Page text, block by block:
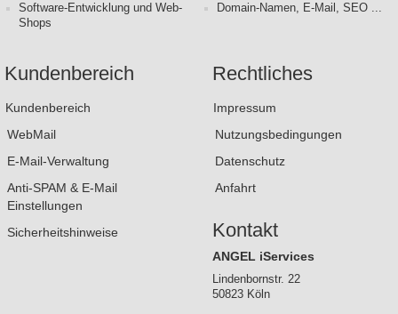
Software-Entwicklung und Web-
Shops
Domain-Namen, E-Mail, SEO ...
Kundenbereich
Kundenbereich
WebMail
E-Mail-Verwaltung
Anti-SPAM & E-Mail
Einstellungen
Sicherheitshinweise
Rechtliches
Impressum
Nutzungsbedingungen
Datenschutz
Anfahrt
Kontakt
ANGEL iServices
Lindenbornstr. 22
50823 Köln